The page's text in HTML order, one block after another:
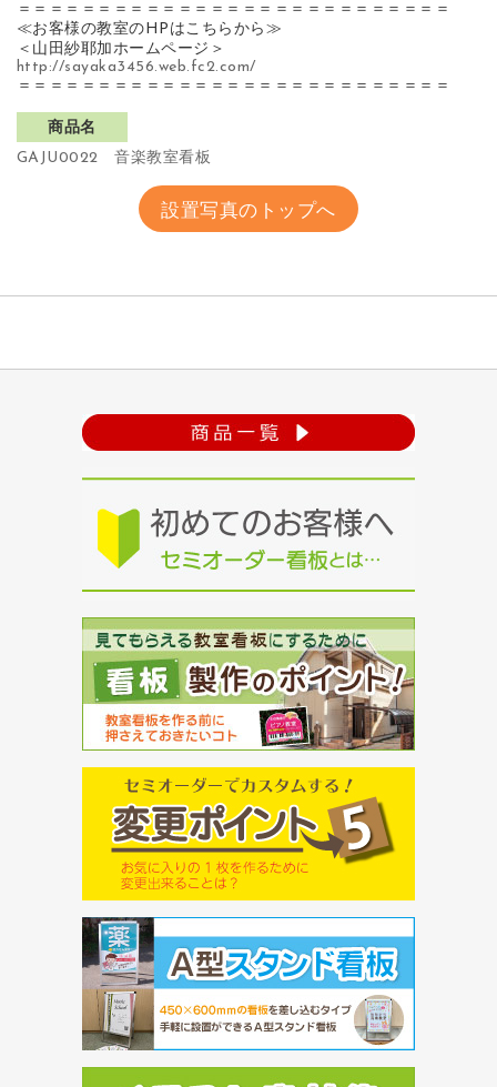
＝＝＝＝＝＝＝＝＝＝＝＝＝＝＝＝＝＝＝＝＝＝＝＝＝＝＝
≪お客様の教室のHPはこちらから≫
＜山田紗耶加ホームページ＞
http://sayaka3456.web.fc2.com/
＝＝＝＝＝＝＝＝＝＝＝＝＝＝＝＝＝＝＝＝＝＝＝＝＝＝＝
商品名
GAJU0022 音楽教室看板
設置写真のトップへ